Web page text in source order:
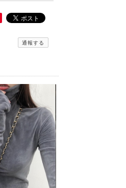
通報する